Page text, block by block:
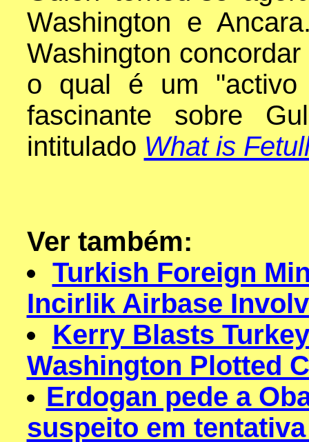
Washington e
Washington
o qual é um "activo
fascinante sobre
intitulado What is
Ver também:
Turkish Foreign
Incirlik Airbase
Kerry Blasts
Washington Plotted
Erdogan pede a
suspeito em